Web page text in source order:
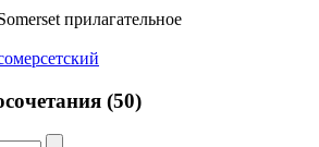
прилагательное
(50)